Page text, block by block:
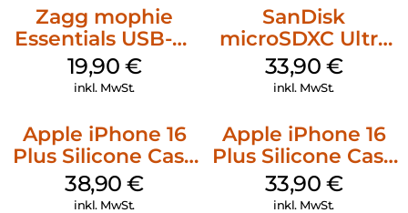
Zagg mophie
Essentials USB-C-
20W Charger PD
Weiß
19,90 €
inkl. MwSt.
SanDisk
microSDXC Ultra
128 GB + Adapter
Mobile
33,90 €
inkl. MwSt.
Apple iPhone 16
Plus Silicone Case
MagSafe Denim
38,90€
inkl. MwSt.
Apple iPhone 16
Plus Silicone Case
MagSafe Lake
Green
33,90 €
inkl. MwSt.